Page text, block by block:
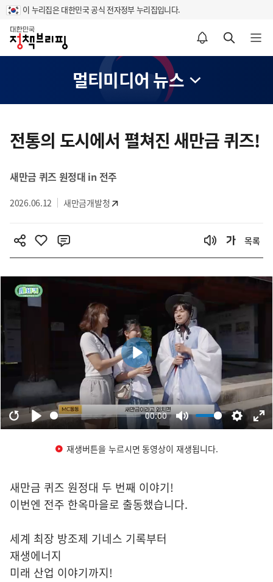
이 누리집은 대한민국 공식 전자정부 누리집입니다.
홈
알림설정 바로가기 검색 바로가기 메뉴 열기
멀티미디어 뉴스
텐
츠
영
역
전통의 도시에서 펼쳐진 새만금 퀴즈!
새만금 퀴즈 원정대 in 전주
2026.06.12 새만금개발청
목록
재생버튼을 누르시면 동영상이 재생됩니다.
새만금 퀴즈 원정대 두 번째 이야기!
이번엔 전주 한옥마을로 출동했습니다.
세계 최장 방조제 기네스 기록부터
재생에너지
미래 산업 이야기까지!